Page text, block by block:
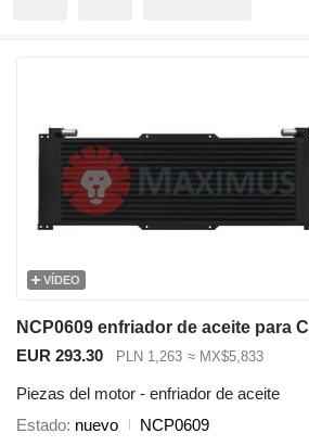
VÍDEO
EUR 293.30 PLN 1,263 ≈ MX$5,833
Piezas del motor - enfriador de aceite
Estado nuevo
NCP0609